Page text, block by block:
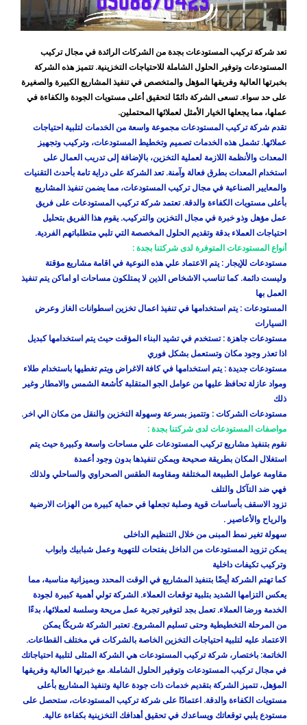
تعد شركة تركيب المستودعات بجدة من الشركات الرائدة في مجال تركيب
المستودعات وتوفير الحلول الشاملة للاحتياجات التخزينية. تتميز هذه الشركة
بخبرتها العالية وفريقها المؤهل والمتخصص في تنفيذ المشاريع الكبيرة والصغيرة
على حد سواء. تسعى الشركة دائمًا لتحقيق أعلى مستويات الجودة والكفاءة في
عملها، مما يجعلها الخيار الأمثل لعملائها المحتملين.
تقدم شركة تركيب المستودعات مجموعة واسعة من الخدمات لتلبية احتياجات
عملائها. تشمل هذه الخدمات تصميم وتخطيط المستودعات، وتركيب وتجهيز
المعدات والأنظمة اللازمة لعملية التخزين، بالإضافة إلى تدريب العمال على
استخدام المعدات بطرق فعالة وآمنة. تعد الشركة على دراية تامة بأحدث التقنيات
والمعايير الصناعية في مجال تركيب المستودعات، مما يضمن تنفيذ المشاريع
بأعلى مستويات الكفاءة والدقة. تعتمد شركة تركيب المستودعات على فريق
عمل مؤهل وذو خبرة في مجال التخزين والتركيب. يقوم هذا الفريق بتحليل
احتياجات العملاء بدقة وتقديم الحلول المخصصة التي تلبي متطلباتهم الفردية.
أنواع المستودعات المتوفرة لدى شركتنا بجدة :
مستودعات للإيجار : يتم الاعتماد علي هذه النوعية في اقامة مشاريع مؤقتة
وليست دائمة. كما تناسب الاشخاص الذين لا يمتلكون مساحات او اماكن يتم تنفيذ
العمل بها
المستودعات : يتم استخدامها في تنفيذ اعمال تخزين اسطوانات الغاز وعرض
السيارات
مستودعات جاهزة : تستخدم في تشيد البناء المؤقت حيث يتم استخدامها كبديل
اذا تعذر وجود مكان وتستعمل بشكل فوري
مستودعات جديدة : يتم استخدامها في كافة الاغراض ويتم تغطيها باستخدام طلاء
ومواد عازلة تحافظ عليها من عوامل الجو المتقلبة كأشعة الشمس والامطار وغير
ذلك
مستودعات الشركات : وتتميز بسرعة وسهولة التخزين والنقل من مكان الي اخر.
مواصفات المستودعات لدى شركتنا بجدة :
نقوم بتنفيذ مشاريع تركيب المستودعات علي مساحات واسعة وكبيرة حيث يتم
استغلال المكان بطريقة صحيحة ويمكن تنفيذها بدون وجود أعمدة
مقاومة عوامل الطبيعة المختلفة ومقاومة الطقس الصحراوي والساحلي ولذلك
فهي ضد التآكل والتلف
تزود الاسقف بأساسات قوية وصلبة تجعلها في حماية كبيرة من الهزات الارضية
والرياح والأعاصير .
سهولة تغير نمط المبنى من خلال التنظيم الداخلى
يمكن تزويد المستودعات من الداخل بفتحات للتهوية وعمل شبابيك وابواب
وتركيب تكيفات داخلية
كما تهتم الشركة أيضًا بتنفيذ المشاريع في الوقت المحدد وبميزانية مناسبة، مما
يعكس التزامها الشديد بتلبية توقعات العملاء. الشركة تولي أهمية كبيرة لجودة
الخدمة ورضا العملاء. تعمل بجد لتوفير تجربة عمل مريحة وسلسة لعملائها، بدءًا
من المرحلة التخطيطية وحتى تسليم المشروع. تعتبر الشركة شريكًا يمكن
الاعتماد عليه لتلبية احتياجات التخزين الخاصة بالشركات في مختلف القطاعات.
الخاتمة: باختصار، شركة تركيب المستودعات هي الشركة المثلى لتلبية احتياجاتك
في مجال تركيب المستودعات وتوفير الحلول الشاملة. مع خبرتها العالية وفريقها
المؤهل، تتميز الشركة بتقديم خدمات ذات جودة عالية وتنفيذ المشاريع بأعلى
مستويات الكفاءة والدقة. اعتمادًا على شركة تركيب المستودعات، ستحصل على
مستودع يلبي توقعاتك ويساعدك في تحقيق أهدافك التخزينية بكفاءة عالية.